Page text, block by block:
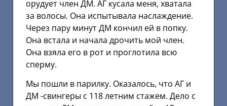
орудует член ДМ. АГ кусала меня, хватала
за волосы. Она испытывала наслаждение.
Через пару минут ДМ кончил ей в попку.
Она встала и начала дрочить мой член.
Она взяла его в рот и проглотила всю
сперму.
Мы пошли в парилку. Оказалось, что АГ и
ДМ -свингеры с 118 летним стажем. Дело с